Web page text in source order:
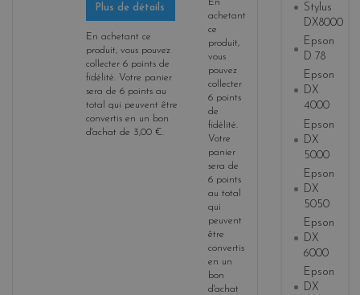
Plus de détails
En achetant ce
produit, vous pouvez
collecter 6 points de
fidélité. Votre panier
sera de 6 points au
total qui peuvent être
convertis en un bon
d'achat de 3,00 €.
En
achetant
ce
produit,
vous
pouvez
collecter
6 points
de
fidélité.
Votre
panier
sera de
6 points
au total
qui
peuvent
être
convertis
en un
bon
d'achat
Stylus
DX8000
Epson
D 78
Epson
DX
4000
Epson
DX
5000
Epson
DX
5050
Epson
DX
6000
Epson
DX